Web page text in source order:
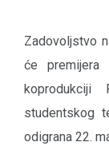
Zadovoljstvo
će premijera
koprodukciji
studentskog
odigrana 22.